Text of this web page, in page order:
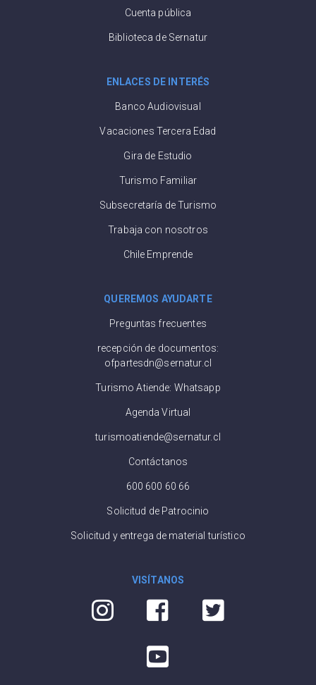
Cuenta pública
Biblioteca de Sernatur
ENLACES DE INTERÉS
Banco Audiovisual
Vacaciones Tercera Edad
Gira de Estudio
Turismo Familiar
Subsecretaría de Turismo
Trabaja con nosotros
Chile Emprende
QUEREMOS AYUDARTE
Preguntas frecuentes
recepción de documentos:
ofpartesdn@sernatur.cl
Turismo Atiende: Whatsapp
Agenda Virtual
turismoatiende@sernatur.cl
Contáctanos
600 600 60 66
Solicitud de Patrocinio
Solicitud y entrega de material turístico
VISÍTANOS